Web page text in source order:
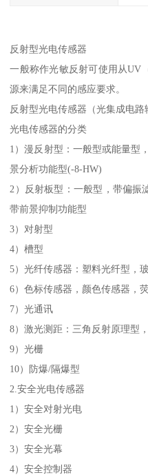
反射型光电传感器
一般称作光敏反射可使用从UV
源来满足不同的感应要求。
反射型光电传感器（光集成电路
光电传感器的分类
1）漫反射型：一般型或能量型
景分析功能型(-8-HW)
2）反射板型：一般型，带偏振
带前景抑制功能型
3）对射型
4）槽型
5）光纤传感器：塑料光纤型，
6）色标传感器，颜色传感器，
7）光通讯
8）激光测距：三角反射原理型
9）光栅
10）防爆/隔爆型
2.安全光电传感器
1）安全对射光电
2）安全光栅
3）安全光幕
4）安全控制器